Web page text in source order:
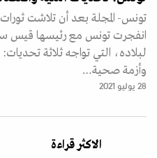
تونس- المجلة بعد أن تلاشت ثورات
انفجرت تونس مع رئيسها قيس
لبلاده، التي تواجه ثلاثة
وأزمة صحية…
28 يوليو 2021
الاكثر قراءة